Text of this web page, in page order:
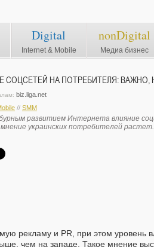
Digital
Internet & Mobile
nonDigital
Медиа бизнес
СОЦСЕТЕЙ НА ПОТРЕБИТЕЛЯ: ВАЖНО,
biz.liga.net
// SMM
развитием Интернета влияние
украинских потребителей растет.
рекламу и PR, при этом уровень
чем на западе. Такое мнение